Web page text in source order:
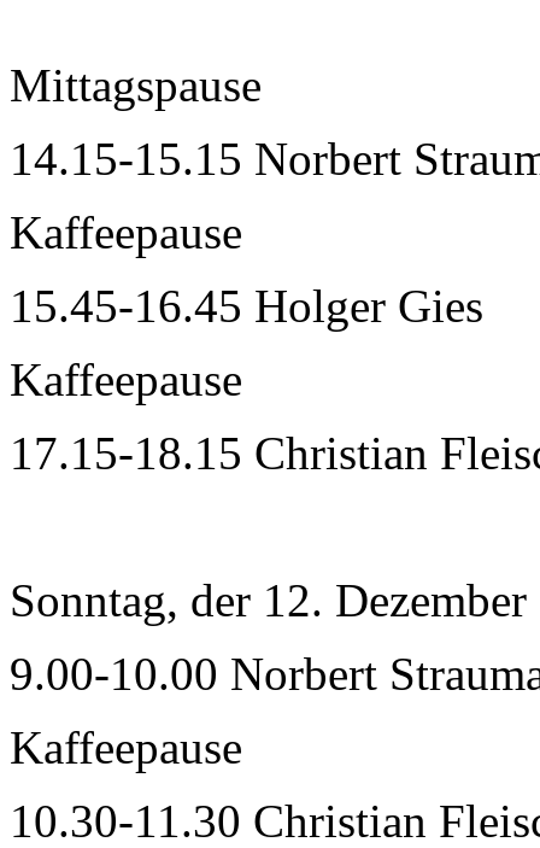
Mittagspause
14.15-15.15 Norbert
Kaffeepause
15.45-16.45 Holger Gies
Kaffeepause
17.15-18.15 Christian
Sonntag, der 12.
9.00-10.00 Norbert
Kaffeepause
10.30-11.30 Christian